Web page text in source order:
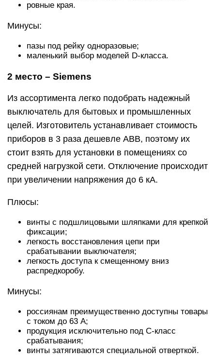
ровные края.
Минусы:
пазы под рейку одноразовые;
маленький выбор моделей D-класса.
2 место – Siemens
Из ассортимента легко подобрать надежный
выключатель для бытовых и промышленных
целей. Изготовитель устанавливает стоимость
приборов в 3 раза дешевле АВВ, поэтому их
стоит взять для установки в помещениях со
средней нагрузкой сети. Отключение происходит
при увеличении напряжения до 6 кА.
Плюсы:
винты с подшлицовыми шляпками для крепкой
фиксации;
легкость восстановления цепи при
срабатывании выключателя;
легкость доступа к смещенному вниз
распредкоробу.
Минусы:
россиянам преимущественно доступны товары
с током до 63 А;
продукция исключительно под С-класс
срабатывания;
винты затягиваются специальной отверткой.